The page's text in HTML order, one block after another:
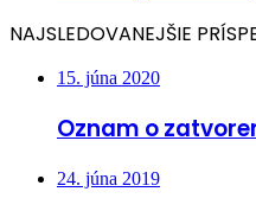
NAJSLEDOVANEJŠIE
15. júna 2020
Oznam o
24. júna 2019